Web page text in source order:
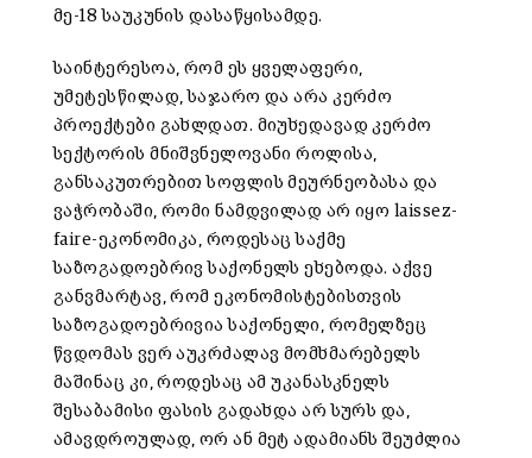
მე-18 საუკუნის დასაწყისამდე.
საინტერესოა, რომ ეს ყველაფერი,
უმეტესწილად, საჯარო და არა კერძო
პროექტები გახლდათ. მიუხედავად კერძო
სექტორის მნიშვნელოვანი როლისა,
განსაკუთრებით სოფლის მეურნეობასა და
ვაჭრობაში, რომი ნამდვილად არ იყო laissez-
faire-ეკონომიკა, როდესაც საქმე
საზოგადოებრივ საქონელს ეხებოდა. აქვე
განვმარტავ, რომ ეკონომისტებისთვის
საზოგადოებრივია საქონელი, რომელზეც
წვდომას ვერ აუკრძალავ მომხმარებელს
მაშინაც კი, როდესაც ამ უკანასკნელს
შესაბამისი ფასის გადახდა არ სურს და,
ამავდროულად, ორ ან მეტ ადამიანს შეუძლია